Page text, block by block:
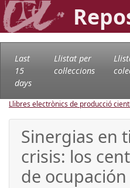
Last
15
days
Llistat per
col·leccions
Llibres electrònics de producció
Sinergias en
crisis: los
de ocupación